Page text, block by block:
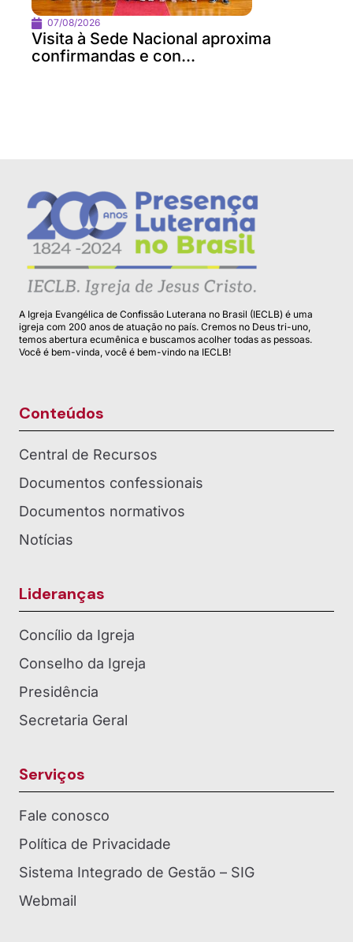
07/08/2026
Visita à Sede Nacional aproxima
confirmandas e con...
A Igreja Evangélica de Confissão Luterana no Brasil (IECLB) é uma
igreja com 200 anos de atuação no país. Cremos no Deus tri-uno,
temos abertura ecumênica e buscamos acolher todas as pessoas.
Você é bem-vinda, você é bem-vindo na IECLB!
Conteúdos
Central de Recursos
Documentos confessionais
Documentos normativos
Notícias
Lideranças
Concílio da Igreja
Conselho da Igreja
Presidência
Secretaria Geral
Serviços
Fale conosco
Política de Privacidade
Sistema Integrado de Gestão – SIG
Webmail